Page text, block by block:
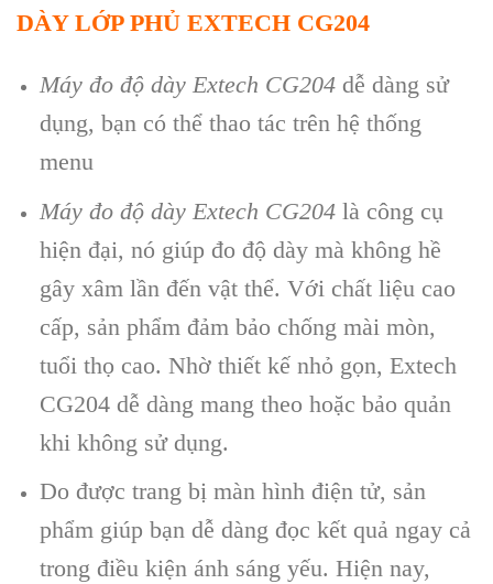
DÀY LỚP PHỦ EXTECH CG204
Máy đo độ dày Extech CG204dễ dàng sử
dụng, bạn có thể thao tác trên hệ thống
menu
Máy đo độ dày Extech CG204là công cụ
hiện đại, nó giúp đo độ dày mà không hề
gây xâm lần đến vật thể. Với chất liệu cao
cấp, sản phẩm đảm bảo chống mài mòn,
tuổi thọ cao. Nhờ thiết kế nhỏ gọn, Extech
CG204 dễ dàng mang theo hoặc bảo quản
khi không sử dụng.
Do được trang bị màn hình điện tử, sản
phẩm giúp bạn dễ dàng đọc kết quả ngay cả
trong điều kiện ánh sáng yếu. Hiện nay,